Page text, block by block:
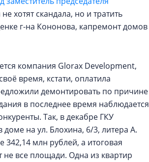
не хотят скандала, но и тратить
г-на Кононова, капремонт домов
компания Glorax Development,
время, кстати, оплатила
демонтировать по причине
в последнее время наблюдается
Так, в декабре ГКУ
на ул. Блохина, 6/3, литера А.
342,14 млн рублей, а итоговая
все площади. Одна из квартир